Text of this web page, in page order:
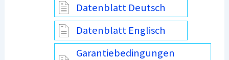
Datenblatt Deutsch
Datenblatt Englisch
Garantiebedingungen